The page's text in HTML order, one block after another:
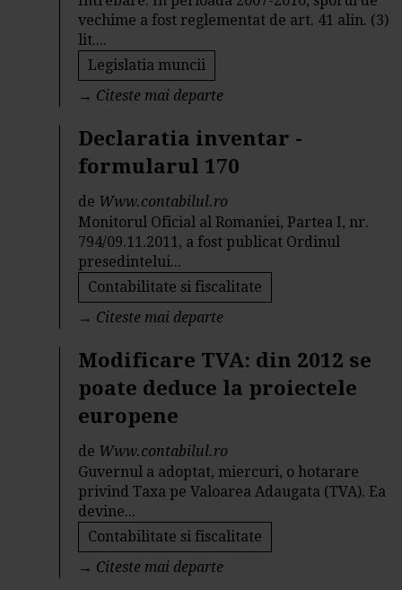
vechime a fost reglementat de art. 41 alin. (3)
lit....
Legislatia muncii
→ Citeste mai departe
Declaratia inventar -
formularul 170
de Www.contabilul.ro
Monitorul Oficial al Romaniei, Partea I, nr.
794/09.11.2011, a fost publicat Ordinul
presedintelui...
Contabilitate si fiscalitate
→ Citeste mai departe
Modificare TVA: din 2012 se
poate deduce la proiectele
europene
de Www.contabilul.ro
Guvernul a adoptat, miercuri, o hotarare
privind Taxa pe Valoarea Adaugata (TVA). Ea
devine...
Contabilitate si fiscalitate
→ Citeste mai departe